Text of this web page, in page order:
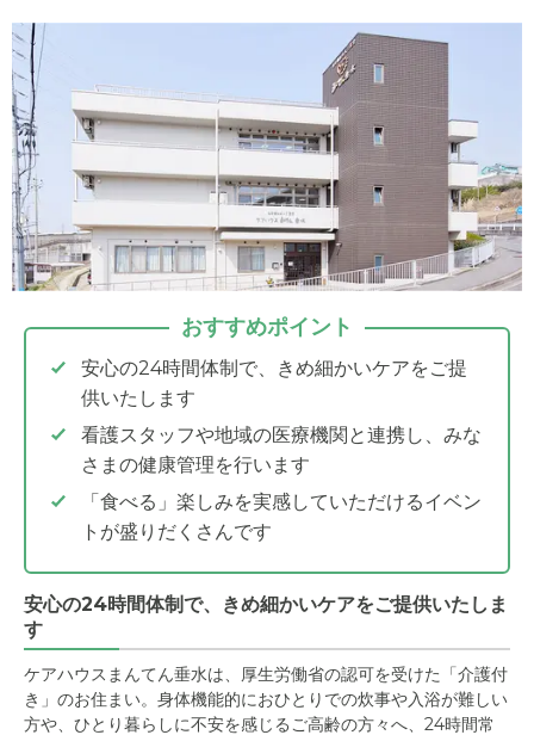
おすすめポイント
安心の24時間体制で、きめ細かいケアをご提
供いたします
看護スタッフや地域の医療機関と連携し、みな
さまの健康管理を行います
「食べる」楽しみを実感していただけるイベン
トが盛りだくさんです
安心の24時間体制で、きめ細かいケアをご提供いたしま
す
ケアハウスまんてん垂水は、厚生労働省の認可を受けた「介護付
き」のお住まい。身体機能的におひとりでの炊事や入浴が難しい
方や、ひとり暮らしに不安を感じるご高齢の方々へ、24時間常